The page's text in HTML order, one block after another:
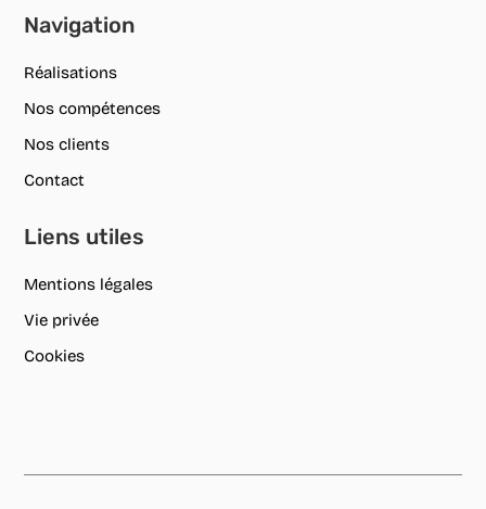
Navigation
Réalisations
Nos compétences
Nos clients
Contact
Liens utiles
Mentions légales
Vie privée
Cookies